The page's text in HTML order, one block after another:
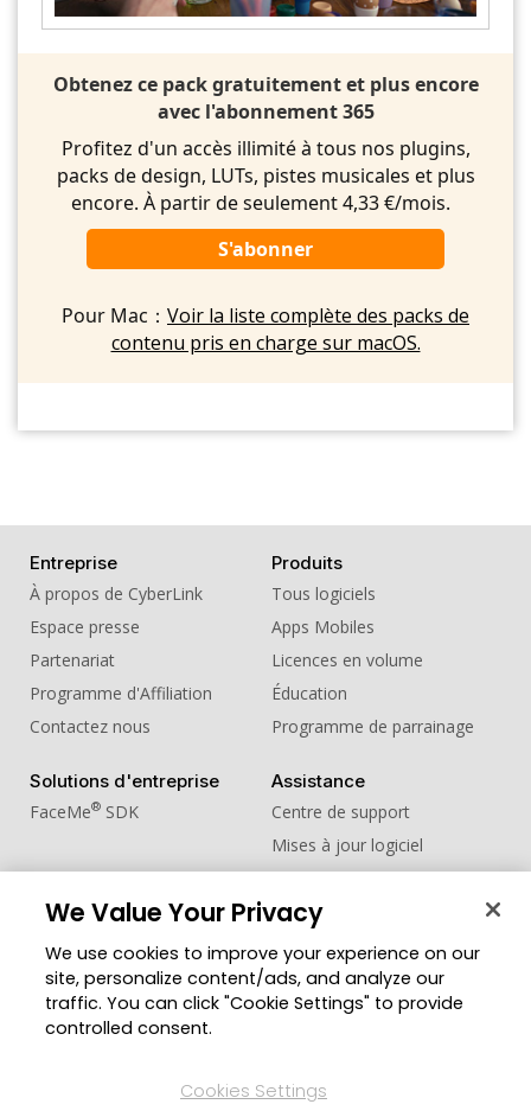
Obtenez ce pack gratuitement et plus encore
avec l'abonnement 365
Profitez d'un accès illimité à tous nos plugins,
packs de design, LUTs, pistes musicales et plus
encore. À partir de seulement 4,33 €/mois.
S'abonner
Pour Mac： Voir la liste complète des packs de
contenu pris en charge sur macOS.
Entreprise
À propos de CyberLink
Espace presse
Partenariat
Programme d'Affiliation
Contactez nous
Produits
Tous logiciels
Apps Mobiles
Licences en volume
Éducation
Programme de parrainage
Solutions d'entreprise
FaceMe® SDK
Assistance
Centre de support
Mises à jour logiciel
Centre d'apprentissage
Zone des Membres
Blog
Changer de région
We Value Your Privacy
We use cookies to improve your experience on our
site, personalize content/ads, and analyze our
traffic. You can click "Cookie Settings" to provide
controlled consent.
Cookies Settings